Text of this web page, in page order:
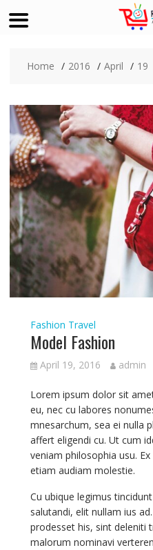
contentHome 2016 April 19
Fashion Travel
Model Fashion
April 19, 2016 admin
Lorem ipsum dolor sit
eu, nec cu labores
mnesarchum, sea ei nulla
affert eligendi cu. Ut cum
veniam philosophia usu.
etiam audiam molestie.
Cu ubique legimus
salutandi, elit nullam ius
prodesset his, sint deleniti
malorum nominavi